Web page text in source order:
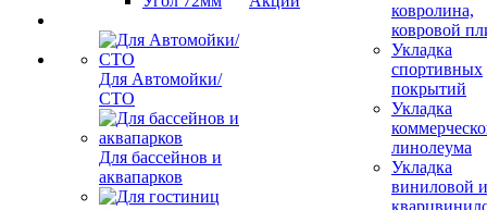
Для Автомойки/
СТО
Для бассейнов и
аквапарков
ковролина,
ковровой
Укладка
спортивных
покрытий
Укладка
линолеума
Укладка
виниловой и